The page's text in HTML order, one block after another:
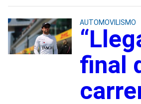
AUTOMOVILISMO
final